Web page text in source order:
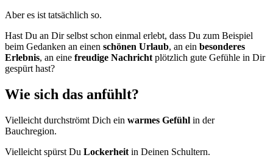
Aber es ist tatsächlich so.
Hast Du an Dir selbst schon einmal erlebt, dass Du zum Beispiel
beim Gedanken an einen schönen Urlaub, an ein besonderes
Erlebnis, an eine freudige Nachricht plötzlich gute Gefühle in Dir
gespürt hast?
Wie sich das anfühlt?
Vielleicht durchströmt Dich ein warmes Gefühl in der
Bauchregion.
Vielleicht spürst Du Lockerheit in Deinen Schultern.